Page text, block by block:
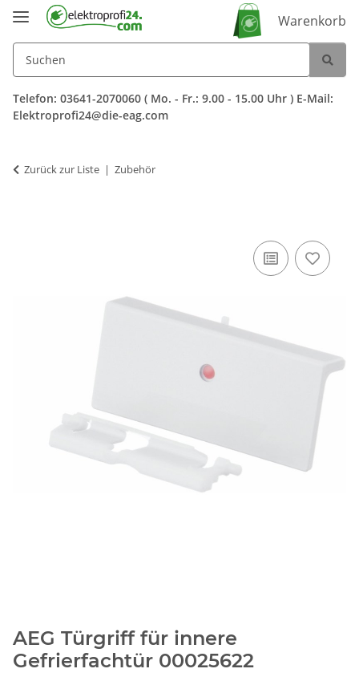
Warenkorb
Telefon: 03641-2070060 ( Mo. - Fr.: 9.00 - 15.00 Uhr ) E-Mail:
Elektroprofi24@die-eag.com
Zurück zur Liste Zubehör
AEG Türgriff für innere
Gefrierfachtür 00025622